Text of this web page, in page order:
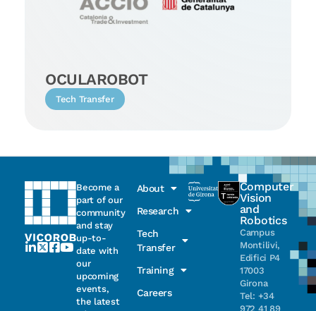
OCULAROBOT
Tech Transfer
Become a
part of our
community
and stay
up-to-
date with
our
upcoming
events,
the latest
About
Research
Tech
Transfer
Training
Careers
Computer
Vision
and
Robotics
Campus
Montilivi,
Edifici P4
17003
Girona
Tel: +34
972 41 89